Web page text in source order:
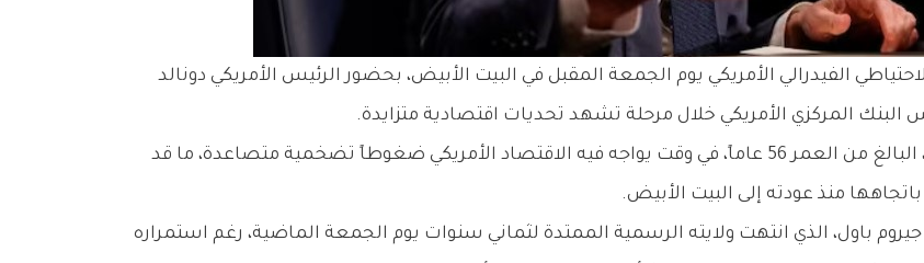
الفيدرالي الأمريكي يوم الجمعة المقبل في البيت الأبيض، بحضور الرئيس الأمريكي دونالد
المركزي الأمريكي خلال مرحلة تشهد تحديات اقتصادية متزايدة.
ووفقاً لمسؤول في البيت الأبيض، يأتي تنصيب وارش، البالغ من العمر 56 عاماً، في وقت يواجه فيه الاقتصاد الأمريكي ضغوطاً تضخمية متصاعدة، ما قد
منذ عودته إلى البيت الأبيض.
باول، الذي انتهت ولايته الرسمية الممتدة لثماني سنوات يوم الجمعة الماضية، رغم استمراره